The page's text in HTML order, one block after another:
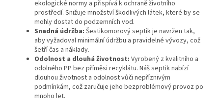
ekologické normy a přispívá k ochraně životního
prostředí. Snižuje množství škodlivých látek, které by se
mohly dostat do podzemních vod.
Snadná údržba: Šestikomorový septik je navržen tak,
aby vyžadoval minimální údržbu a pravidelné vývozy, což
šetří čas a náklady.
Odolnost a dlouhá životnost: Vyrobený z kvalitního a
odolného PP bez příměsi recyklátu. Náš septik nabízí
dlouhou životnost a odolnost vůči nepříznivým
podmínkám, což zaručuje jeho bezproblémový provoz po
mnoho let.